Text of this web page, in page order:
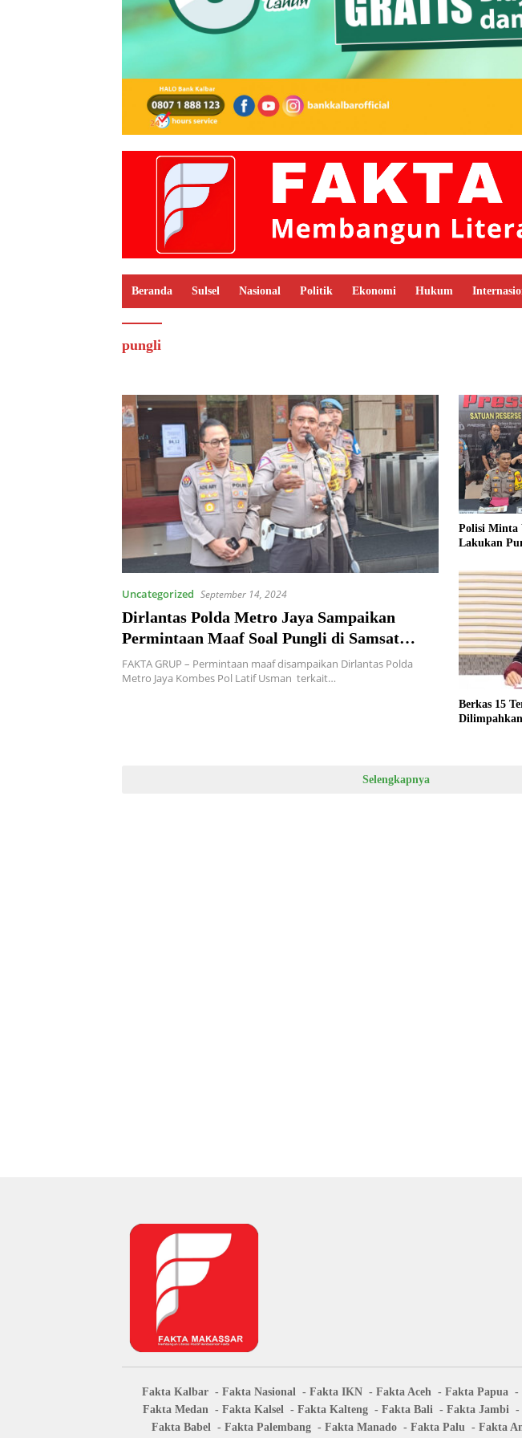
Beranda Sulsel Nasional Politik Ekonomi Hukum
pungli
Uncategorized September 14, 2024
Dirlantas Polda Metro Jaya Sampaikan
Permintaan Maaf Soal Pungli di Samsat
Bekasi
FAKTA GRUP – Permintaan maaf disampaikan Dirlantas Polda
Metro Jaya Kombes Pol Latif Usman terkait…
Polisi Minta
Lakukan
Berkas 15
Selengkapnya
Fakta Kalbar Fakta Nasional Fakta IKN Fakta Aceh Fakta Papua
Fakta Medan
Fakta Kalsel Fakta Kalteng Fakta Bali Fakta Jambi
Fakta Babel
Fakta Palembang Fakta Manado Fakta Palu Fakta